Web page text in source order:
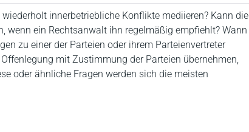
innerbetriebliche Konflikte mediieren? Kann die
wenn ein Rechtsanwalt ihn regelmäßig empfiehlt? Wann
zu einer der Parteien oder ihrem Parteienvertreter
mit Zustimmung der Parteien übernehmen,
oder ähnliche Fragen werden sich die meisten